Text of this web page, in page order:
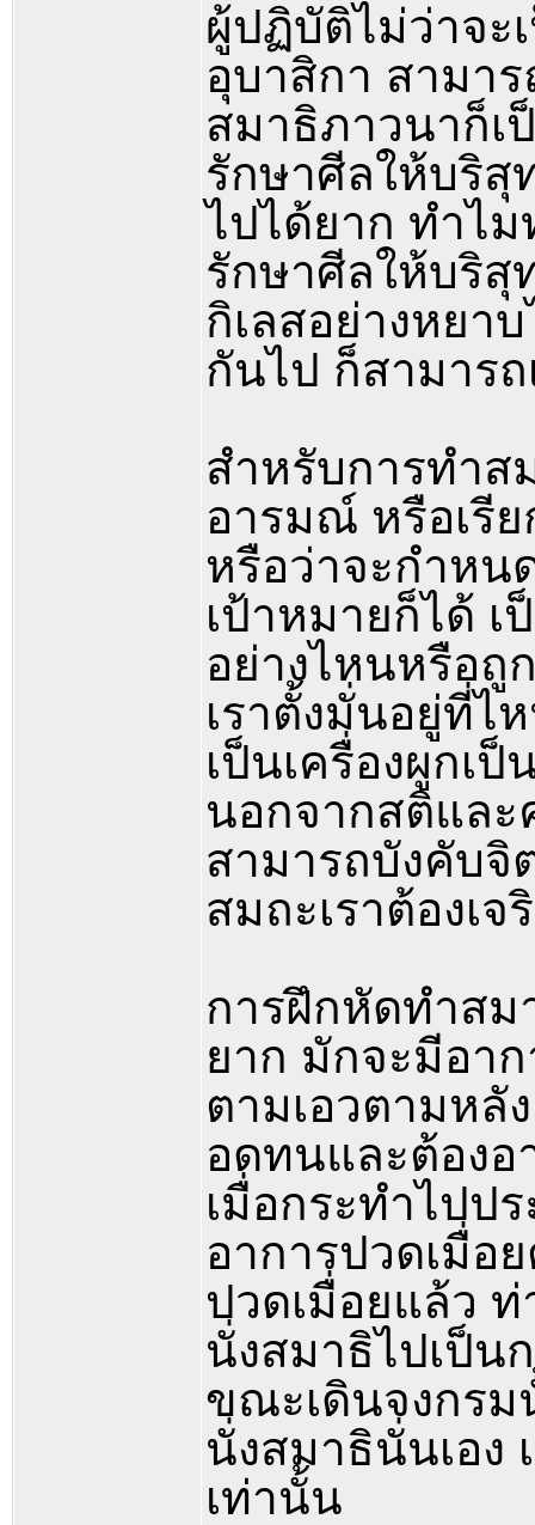
ผู้ปฏิบัติไม่ว่าจะ
อุบาสิกา สามา
สมาธิภาวนาก็เ
รักษาศีลให้บริสุ
ไปได้ยาก ทำไม
รักษาศีลให้บริสุ
กิเลสอย่างหยา
กันไป ก็สามารถ
สำหรับการทำ
อารมณ์ หรือเรี
หรือว่าจะกำหน
เป้าหมายก็ได้
อย่างไหนหรือถู
เราตั้งมั่นอยู่ที่ไ
เป็นเครื่องผูกเป็
นอกจากสติและ
สามารถบังคับจิ
สมถะเราต้องเ
การฝึกหัดทำสม
ยาก มักจะมีอา
ตามเอวตามหลั
อดทนและต้อง
เมื่อกระทำไปป
อาการปวดเมื่อ
ปวดเมื่อยแล้ว
นั่งสมาธิไปเป็น
ขณะเดินจงกรม
นั่งสมาธินั่นเอง
เท่านั้น